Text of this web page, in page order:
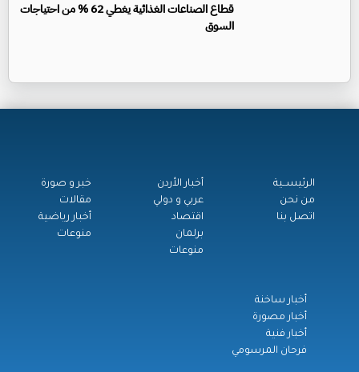
قطاع الصناعات الغذائية يغطي 62 % من احتياجات
السوق
الرئيســية
من نحن
اتصل بنا
أخبار الأردن
عربي و دولي
اقتصاد
برلمان
منوعات
خبر و صورة
مقالات
أخبار رياضية
منوعات
أخبار ساخنة
أخبار مصورة
أخبار فنية
فرحان المرسومي